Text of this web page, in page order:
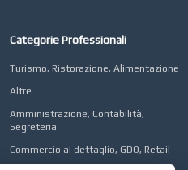
Categorie Professionali
Turismo, Ristorazione, Alimentazione
Altre
Amministrazione, Contabilità,
Segreteria
Commercio al dettaglio, GDO, Retail